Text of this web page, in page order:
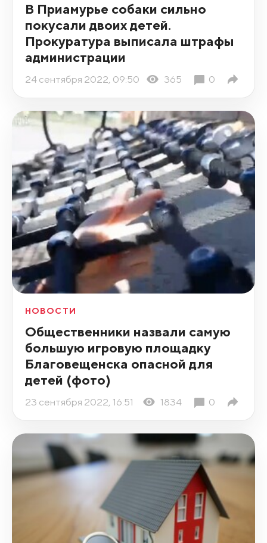
В Приамурье собаки сильно
покусали двоих детей.
Прокуратура выписала штрафы
администрации
24 сентября 2022, 09:50 365 0
НОВОСТИ
Общественники назвали самую
большую игровую площадку
Благовещенска опасной для
детей (фото)
23 сентября 2022, 16:51 1834 0